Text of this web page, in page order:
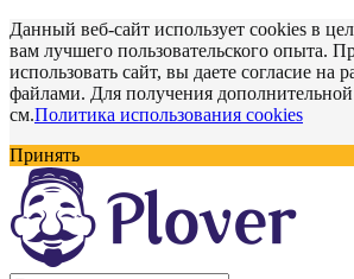
Данный веб-сайт использует cookies в
вам лучшего пользовательского опыта.
использовать сайт, вы даете согласие на
файлами. Для получения
см.Политика использования cookies
Принять